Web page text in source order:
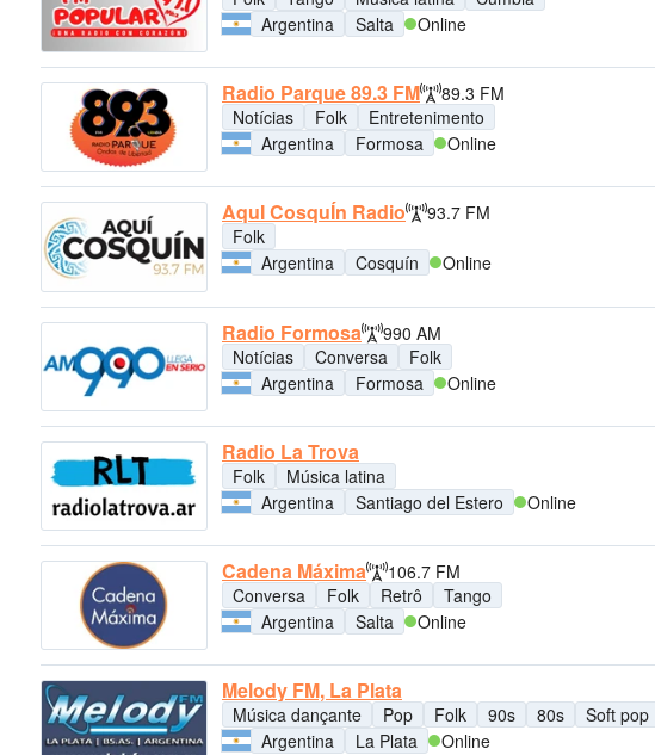
Argentina
Salta Online
Radio Parque 89.3 FM
89.3 FM
Notícias
Folk
Entretenimento
Argentina
Formosa Online
AquI CosquÍn Radio
93.7 FM
Folk
Argentina
Cosquín Online
Radio Formosa
990 AM
Notícias
Conversa
Folk
Argentina
Formosa Online
Radio La Trova
Folk
Música latina
Argentina
Santiago del Estero Online
Cadena Máxima
106.7 FM
Conversa
Folk Retrô
Tango
Argentina
Salta Online
Melody FM, La Plata
Música dançante Pop Folk 90s 80s Soft pop
Argentina
La Plata Online